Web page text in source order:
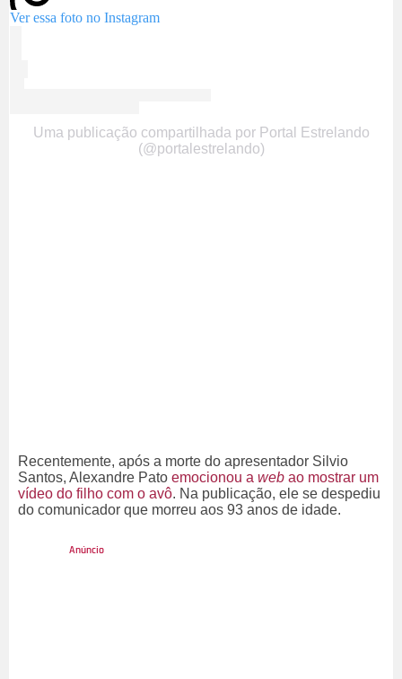
Ver essa foto no Instagram
Uma publicação compartilhada por Portal Estrelando
(@portalestrelando)
Recentemente, após a morte do apresentador Silvio
Santos, Alexandre Pato emocionou a web ao mostrar um
vídeo do filho com o avô. Na publicação, ele se despediu
do comunicador que morreu aos 93 anos de idade.